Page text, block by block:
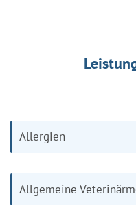
Allergien
Allgemeine